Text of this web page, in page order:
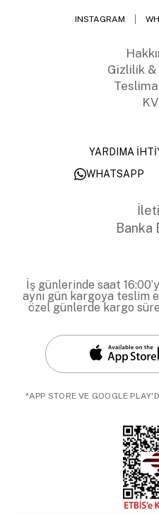
INSTAGRAM
Gizlilik
YARDIMA
WHATSAPP
Banka
İş günlerinde saat
aynı gün kargoya teslim
özel günlerde kargo
*APP STORE VE GOOGLE